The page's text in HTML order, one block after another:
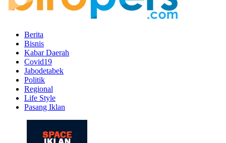
Berita
Bisnis
Kabar Daerah
Covid19
Jabodetabek
Politik
Regional
Life Style
Pasang Iklan